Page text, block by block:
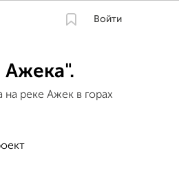
Войти
Ажека".
реке Ажек в горах